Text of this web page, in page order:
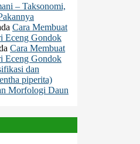
– Taksonomi,
Cara Membuat
Eceng Gondok
Cara Membuat
Eceng Gondok
dan
piperita)
Morfologi Daun